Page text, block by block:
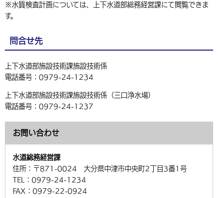
※水質検査計画については、上下水道部総務経営課にて閲覧できま
す。
問合せ先
上下水道部施設技術課施設技術係
電話番号：0979-24-1234
上下水道部施設技術課施設技術係（三口浄水場）
電話番号：0979-24-1237
お問い合わせ
水道総務経営課
住所： 〒871-0024 大分県中津市中央町2丁目3番1号
TEL： 0979-24-1234
FAX： 0979-22-0924